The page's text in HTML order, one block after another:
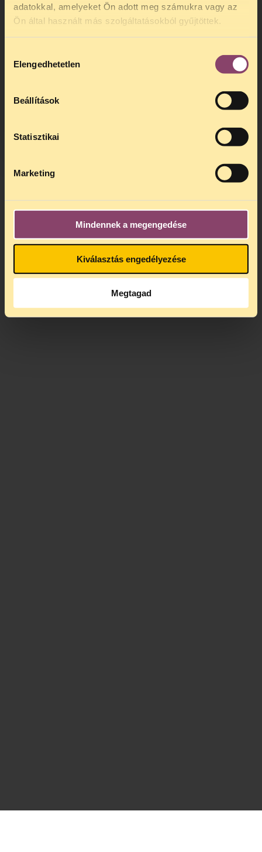
adatokkal, amelyeket Ön adott meg számukra vagy az
Ön által használt más szolgáltatásokból gyűjtöttek.
kiválasztása
Elengedhetetlen
Beállítások
Statisztikai
Marketing
Mindennek a megengedése
Kiválasztás engedélyezése
Megtagad
TELEFONOS JOGSEGÉLY
SZÜNET!
hogytelefonos jogsegélyünk július 27 és
telefonos jogsegély
kedden, 13 és 15 óra között lesz
alatt is elér minket.